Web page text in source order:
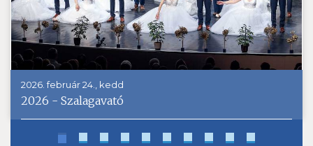
2026. február 24., kedd
2026 - Szalagavató